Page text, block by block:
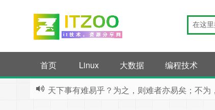
首页 Linux 大数据 编程技术
天下事有难易乎？为之，则难者亦易矣；不为